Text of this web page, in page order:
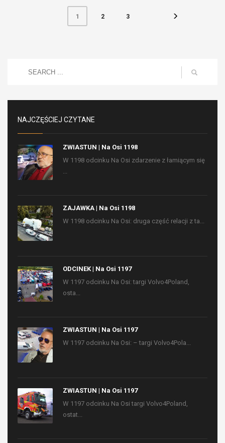
1 2 3
NAJCZĘŚCIEJ CZYTANE
ZWIASTUN | Na Osi 1198
W 1198 odcinku Na Osi zdarzenie z łamiącym się
...
ZAJAWKA | Na Osi 1198
W 1198 odcinku Na Osi: druga część relacji z ta...
ODCINEK | Na Osi 1197
W 1197 odcinku Na Osi: targi Volvo4Poland,
osta...
ZWIASTUN | Na Osi 1197
W 1197 odcinku Na Osi: – targi Volvo4Pola...
ZWIASTUN | Na Osi 1197
W 1197 odcinku Na Osi targi Volvo4Poland,
ostat...